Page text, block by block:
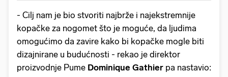
- Cilj nam je bio stvoriti najbrže i najekstremnije
kopačke za nogomet što je moguće, da ljudima
omogućimo da zavire kako bi kopačke mogle biti
dizajnirane u budućnosti - rekao je direktor
proizvodnje Pume Dominique Gathier pa nastavio: